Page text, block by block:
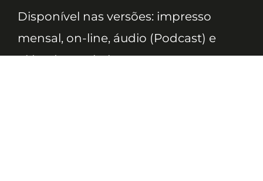
Disponível nas versões: impresso
mensal, on-line, áudio (Podcast) e
vídeo (YouTube).